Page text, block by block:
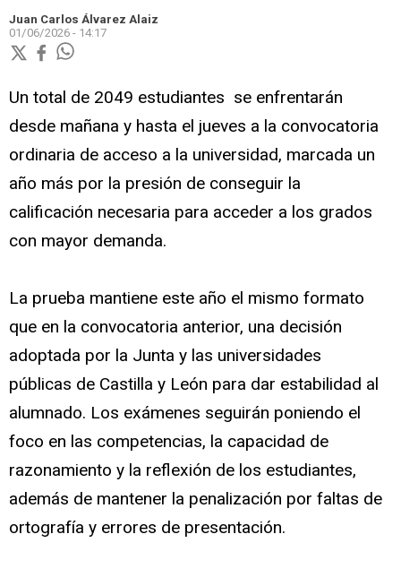
Juan Carlos Álvarez Alaiz
01/06/2026 - 14:17
Un total de 2049 estudiantes se enfrentarán
desde mañana y hasta el jueves a la convocatoria
ordinaria de acceso a la universidad, marcada un
año más por la presión de conseguir la
calificación necesaria para acceder a los grados
con mayor demanda.
La prueba mantiene este año el mismo formato
que en la convocatoria anterior, una decisión
adoptada por la Junta y las universidades
públicas de Castilla y León para dar estabilidad al
alumnado. Los exámenes seguirán poniendo el
foco en las competencias, la capacidad de
razonamiento y la reflexión de los estudiantes,
además de mantener la penalización por faltas de
ortografía y errores de presentación.